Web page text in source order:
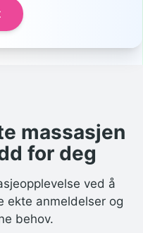
massasjen
for deg
ved å
ekte anmeldelser og
behov.